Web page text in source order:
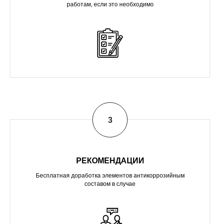
работам, если это необходимо
РЕКОМЕНДАЦИИ
Бесплатная доработка элементов антикоррозийным
составом в случае